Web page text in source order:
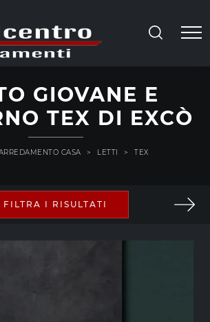
GIOVANE E
TEX DI EXCÒ
CASA > LETTI > TEX
FILTRA I RISULTATI